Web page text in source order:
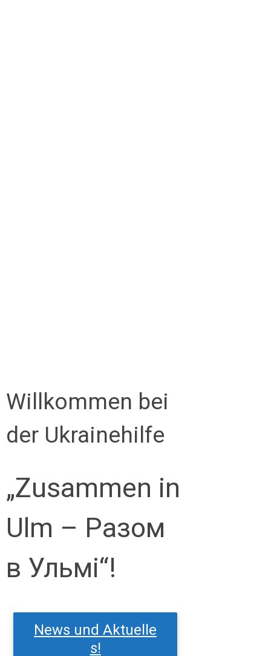
Willkommen bei
der Ukrainehilfe
„Zusammen in
Ulm – Разом
в Ульмі“!
News und Aktuelle
s!